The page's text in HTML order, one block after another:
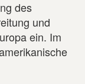
des
und
ein. Im